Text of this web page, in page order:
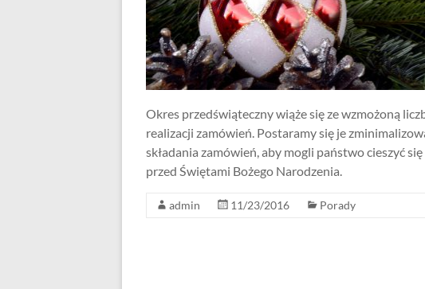
Okres przedświąteczny wiąże się ze wzmożoną
realizacji zamówień. Postaramy się je
składania zamówień, aby mogli państwo cieszyć
przed Świętami Bożego Narodzenia.
admin 11/23/2016 Porady